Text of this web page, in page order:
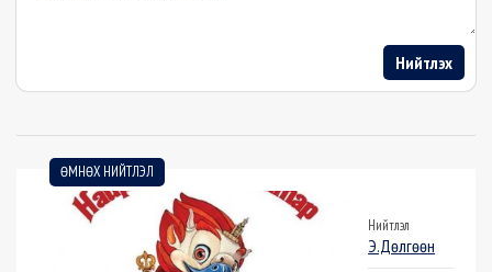
Нийтлэх
ӨМНӨХ НИЙТЛЭЛ
Нийтлэл
Э.Дөлгөөн